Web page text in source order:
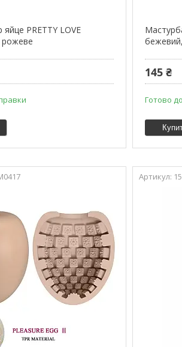
PRETTY LOVE
рожеве
145 ₴
Готово